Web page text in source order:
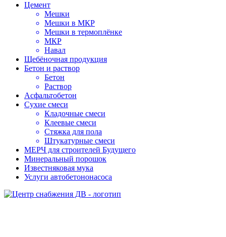
Цемент
Мешки
Мешки в МКР
Мешки в термоплёнке
МКР
Навал
Щебёночная продукция
Бетон и раствор
Бетон
Раствор
Асфальтобетон
Сухие смеси
Кладочные смеси
Клеевые смеси
Стяжка для пола
Штукатурные смеси
МЕРЧ для строителей Будущего
Минеральный порошок
Известняковая мука
Услуги автобетононасоса